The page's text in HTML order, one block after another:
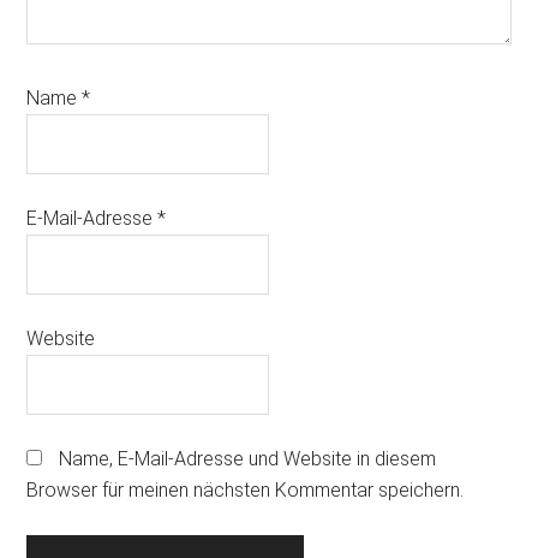
Name*
E-Mail-Adresse*
Website
Name, E-Mail-Adresse und Website in diesem
Browser für meinen nächsten Kommentar speichern.